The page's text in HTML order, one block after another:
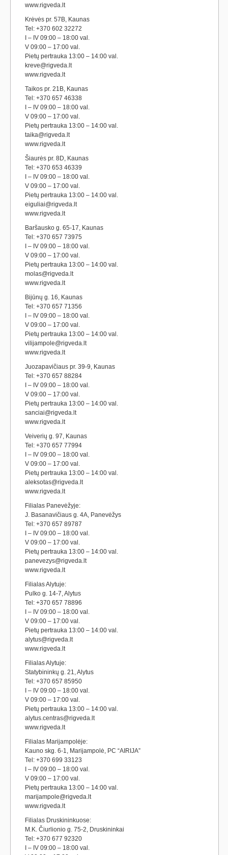
www.rigveda.lt
Krėvės pr. 57B, Kaunas
Tel: +370 602 32272
I – IV 09:00 – 18:00 val.
V 09:00 – 17:00 val.
Pietų pertrauka 13:00 – 14:00 val.
kreve@rigveda.lt
www.rigveda.lt
Taikos pr. 21B, Kaunas
Tel: +370 657 46338
I – IV 09:00 – 18:00 val.
V 09:00 – 17:00 val.
Pietų pertrauka 13:00 – 14:00 val.
taika@rigveda.lt
www.rigveda.lt
Šiaurės pr. 8D, Kaunas
Tel: +370 653 46339
I – IV 09:00 – 18:00 val.
V 09:00 – 17:00 val.
Pietų pertrauka 13:00 – 14:00 val.
eiguliai@rigveda.lt
www.rigveda.lt
Baršausko g. 65-17, Kaunas
Tel: +370 657 73975
I – IV 09:00 – 18:00 val.
V 09:00 – 17:00 val.
Pietų pertrauka 13:00 – 14:00 val.
molas@rigveda.lt
www.rigveda.lt
Bijūnų g. 16, Kaunas
Tel: +370 657 71356
I – IV 09:00 – 18:00 val.
V 09:00 – 17:00 val.
Pietų pertrauka 13:00 – 14:00 val.
vilijampole@rigveda.lt
www.rigveda.lt
Juozapavičiaus pr. 39-9, Kaunas
Tel: +370 657 88284
I – IV 09:00 – 18:00 val.
V 09:00 – 17:00 val.
Pietų pertrauka 13:00 – 14:00 val.
sanciai@rigveda.lt
www.rigveda.lt
Veiverių g. 97, Kaunas
Tel: +370 657 77994
I – IV 09:00 – 18:00 val.
V 09:00 – 17:00 val.
Pietų pertrauka 13:00 – 14:00 val.
aleksotas@rigveda.lt
www.rigveda.lt
Filialas Panevėžyje:
J. Basanavičiaus g. 4A, Panevėžys
Tel: +370 657 89787
I – IV 09:00 – 18:00 val.
V 09:00 – 17:00 val.
Pietų pertrauka 13:00 – 14:00 val.
panevezys@rigveda.lt
www.rigveda.lt
Filialas Alytuje:
Pulko g. 14-7, Alytus
Tel: +370 657 78896
I – IV 09:00 – 18:00 val.
V 09:00 – 17:00 val.
Pietų pertrauka 13:00 – 14:00 val.
alytus@rigveda.lt
www.rigveda.lt
Filialas Alytuje:
Statybininkų g. 21, Alytus
Tel: +370 657 85950
I – IV 09:00 – 18:00 val.
V 09:00 – 17:00 val.
Pietų pertrauka 13:00 – 14:00 val.
alytus.centras@rigveda.lt
www.rigveda.lt
Filialas Marijampolėje:
Kauno skg. 6-1, Marijampolė, PC “AIRIJA”
Tel: +370 699 33123
I – IV 09:00 – 18:00 val.
V 09:00 – 17:00 val.
Pietų pertrauka 13:00 – 14:00 val.
marijampole@rigveda.lt
www.rigveda.lt
Filialas Druskininkuose:
M.K. Čiurlionio g. 75-2, Druskininkai
Tel: +370 677 92320
I – IV 09:00 – 18:00 val.